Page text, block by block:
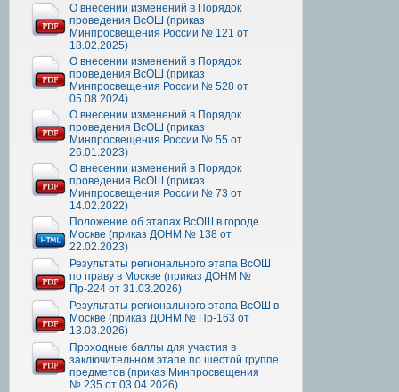
О внесении изменений в Порядок
проведения ВсОШ (приказ
Минпросвещения России № 121 от
18.02.2025)
О внесении изменений в Порядок
проведения ВсОШ (приказ
Минпросвещения России № 528 от
05.08.2024)
О внесении изменений в Порядок
проведения ВсОШ (приказ
Минпросвещения России № 55 от
26.01.2023)
О внесении изменений в Порядок
проведения ВсОШ (приказ
Минпросвещения России № 73 от
14.02.2022)
Положение об этапах ВсОШ в городе
Москве (приказ ДОНМ № 138 от
22.02.2023)
Результаты регионального этапа ВсОШ
по праву в Москве (приказ ДОНМ №
Пр-224 от 31.03.2026)
Результаты регионального этапа ВсОШ в
Москве (приказ ДОНМ № Пр-163 от
13.03.2026)
Проходные баллы для участия в
заключительном этапе по шестой группе
предметов (приказ Минпросвещения
№ 235 от 03.04.2026)